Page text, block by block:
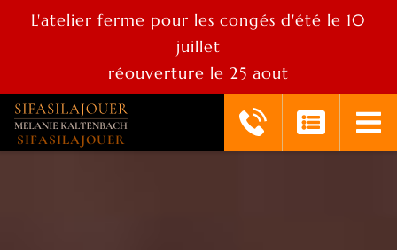
L'atelier ferme pour les congés d'été le 10
juillet
réouverture le 25 aout
SIFASILAJOUER